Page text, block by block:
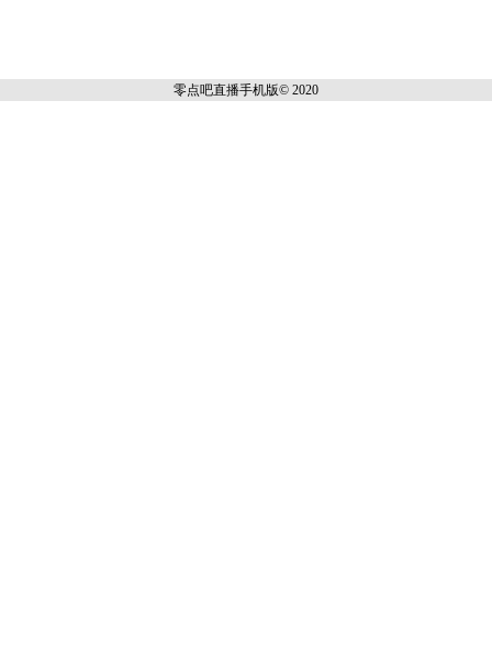
零点吧直播手机版© 2020